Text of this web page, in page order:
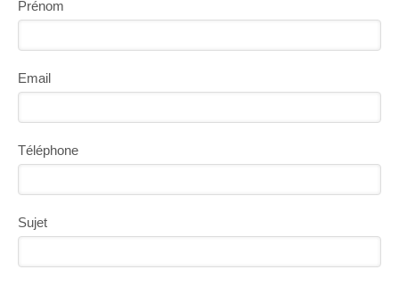
Prénom
Email
Téléphone
Sujet